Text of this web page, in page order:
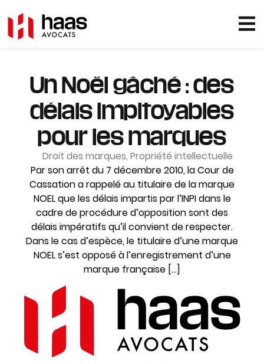
Un Noël gâché : des
délais impitoyables
pour les marques
Droit des marques, Propriété intellectuelle
Par son arrêt du 7 décembre 2010, la Cour de
Cassation a rappelé au titulaire de la marque
NOEL que les délais impartis par l’INPI dans le
cadre de procédure d’opposition sont des
délais impératifs qu’il convient de respecter.
Dans le cas d’espèce, le titulaire d’une marque
NOEL s’est opposé à l’enregistrement d’une
marque française […]